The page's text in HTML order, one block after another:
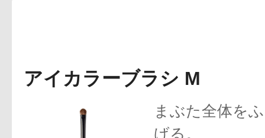
ドレススノー
アイカラーブラシ M
まぶた全体を
げる。